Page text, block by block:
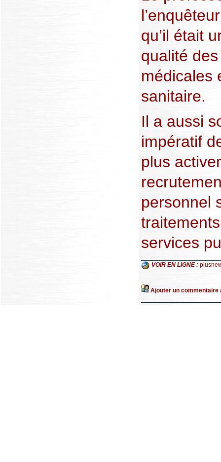
qu’il était
qualité
médicales
sanitaire.
Il a aussi
impératif
plus
personnel
services
VOIR EN LIGNE :
Ajouter un commentaire